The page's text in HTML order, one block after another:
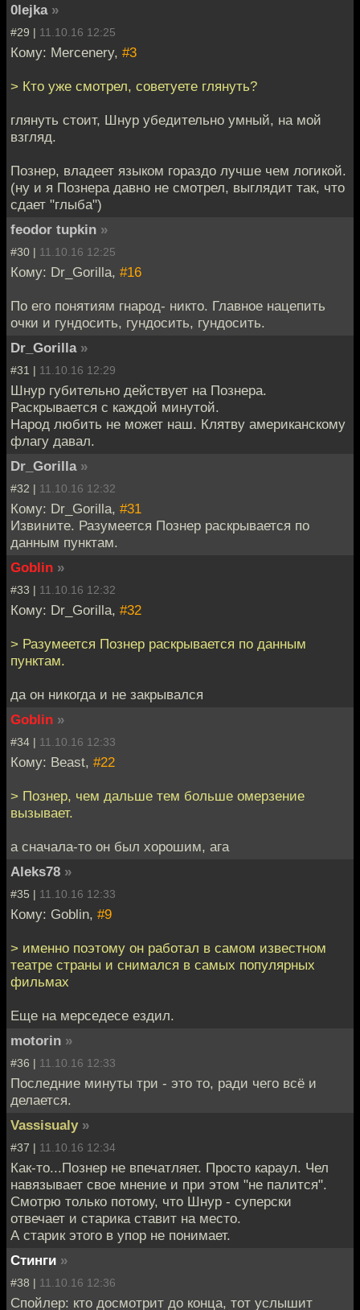
0lejka »
#29 | 11.10.16 12:25
Кому: Mercenery, #3
> Кто уже смотрел, советуете глянуть?
глянуть стоит, Шнур убедительно умный, на мой
взгляд.
Познер, владеет языком гораздо лучше чем логикой.
(ну и я Познера давно не смотрел, выглядит так, что
сдает "глыба")
feodor tupkin »
#30 | 11.10.16 12:25
Кому: Dr_Gorilla, #16
По его понятиям гнарод- никто. Главное нацепить
очки и гундосить, гундосить, гундосить.
Dr_Gorilla »
#31 | 11.10.16 12:29
Шнур губительно действует на Познера.
Раскрывается с каждой минутой.
Народ любить не может наш. Клятву американскому
флагу давал.
Dr_Gorilla »
#32 | 11.10.16 12:32
Кому: Dr_Gorilla, #31
Извините. Разумеется Познер раскрывается по
данным пунктам.
Goblin »
#33 | 11.10.16 12:32
Кому: Dr_Gorilla, #32
> Разумеется Познер раскрывается по данным
пунктам.
да он никогда и не закрывался
Goblin »
#34 | 11.10.16 12:33
Кому: Beast, #22
> Познер, чем дальше тем больше омерзение
вызывает.
а сначала-то он был хорошим, ага
Aleks78 »
#35 | 11.10.16 12:33
Кому: Goblin, #9
> именно поэтому он работал в самом известном
театре страны и снимался в самых популярных
фильмах
Еще на мерседесе ездил.
motorin »
#36 | 11.10.16 12:33
Последние минуты три - это то, ради чего всё и
делается.
Vassisualy »
#37 | 11.10.16 12:34
Как-то...Познер не впечатляет. Просто караул. Чел
навязывает свое мнение и при этом "не палится".
Смотрю только потому, что Шнур - суперски
отвечает и старика ставит на место.
А старик этого в упор не понимает.
Стинги »
#38 | 11.10.16 12:36
Спойлер: кто досмотрит до конца, тот услышит